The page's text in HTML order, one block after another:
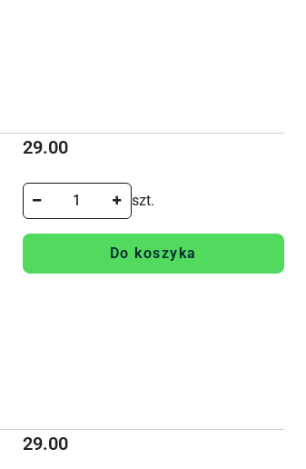
Cena:
29.00
szt.
Do koszyka
Cena:
29.00